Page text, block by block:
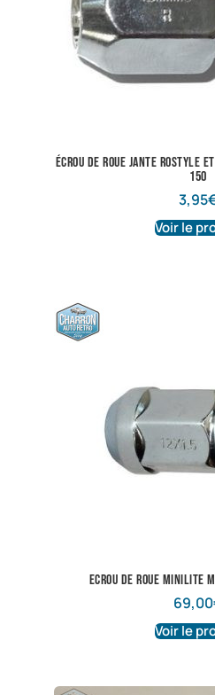
Écrou de roue jante Rostyle et
150
3,95
Voir le
Ecrou de roue minilite
69,00
Voir le